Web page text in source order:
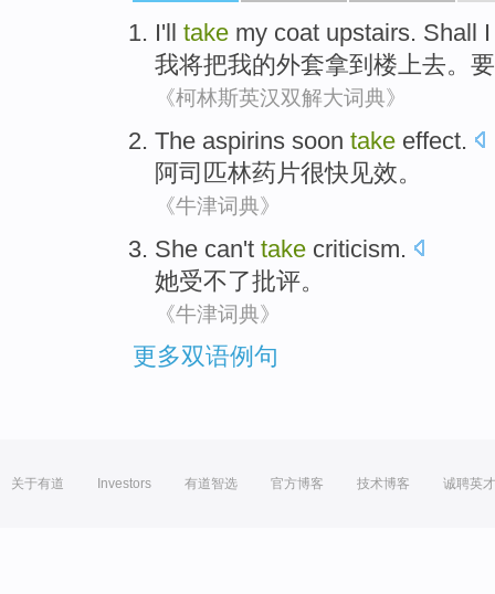
I'll take my coat upstairs. Shall
我将把我的外套拿到楼上去。 要
《柯林斯英汉双解大词典》
The aspirins soon take effect.
阿司匹林药片很快 见效。
《牛津词典》
She can't take criticism.
她受不了批评。
《牛津词典》
更多双语例句
关于有道 Investors 有道智选 官方博客 技术博客 诚聘英才